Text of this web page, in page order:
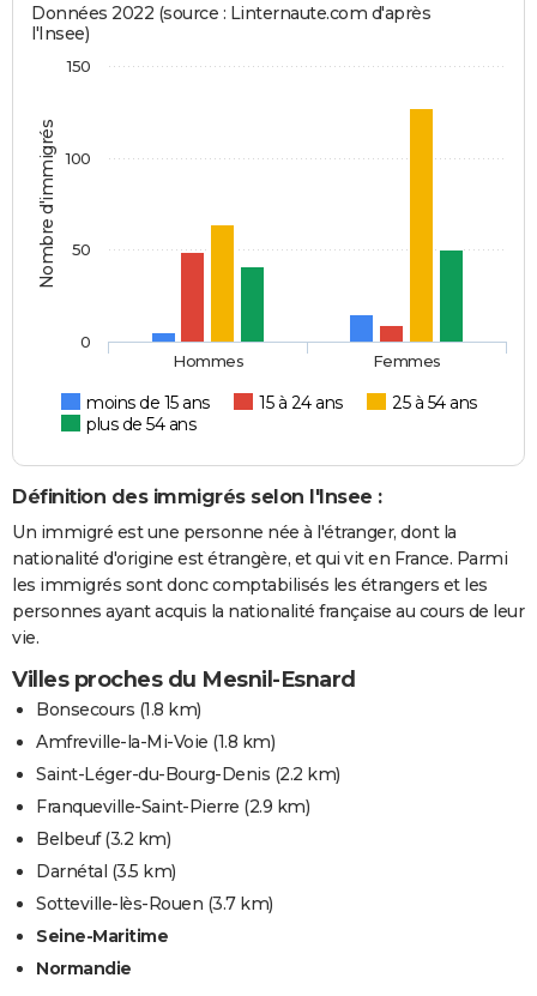
Nombre d'immigrés
Données 2022 (source : Linternaute.com d'après
l'Insee)
moins de 15 ans 15 à 24 ans
25 à 54 ans
plus de 54 ans
Hommes Femmes
0
50
100
150
Définition des immigrés selon l'Insee :
Un immigré est une personne née à l'étranger, dont la
nationalité d'origine est étrangère, et qui vit en France. Parmi
les immigrés sont donc comptabilisés les étrangers et les
personnes ayant acquis la nationalité française au cours de leur
vie.
Villes proches du Mesnil-Esnard
Bonsecours (1.8 km)
Amfreville-la-Mi-Voie (1.8 km)
Saint-Léger-du-Bourg-Denis (2.2 km)
Franqueville-Saint-Pierre (2.9 km)
Belbeuf(3.2 km)
Darnétal (3.5 km)
Sotteville-lès-Rouen (3.7 km)
Seine-Maritime
Normandie